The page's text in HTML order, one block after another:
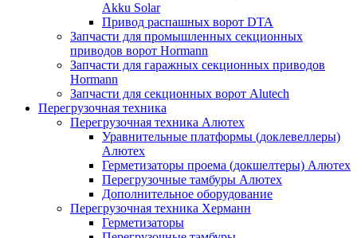
Akku Solar
Привод распашных ворот DTA
Запчасти для промышленных секционных
приводов ворот Hormann
Запчасти для гаражных секционных приводов
Hormann
Запчасти для секционных ворот Alutech
Перегрузочная техника
Перегрузочная техника Алютех
Уравнительные платформы (доклевеллеры)
Алютех
Герметизаторы проема (докшелтеры) Алютех
Перегрузочные тамбуры Алютех
Дополнительное оборудование
Перегрузочная техника Херманн
Герметизаторы